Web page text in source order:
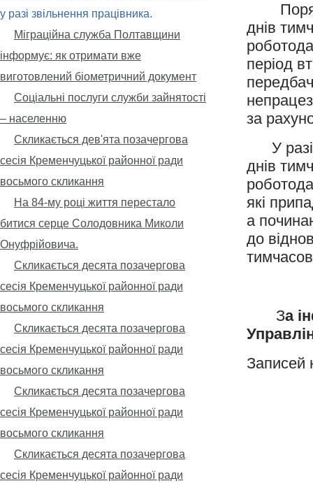
днів
період
за
У разі,
днів
які
а
до
За
Записей
у разі звільнення працівника.
Міграційна служба Полтавщини
інформує: як отримати вже
виготовлений біометричний документ
Соціальні послуги служби зайнятості
– населенню
Скликається дев'ята позачергова
сесія Кременчуцької районної ради
восьмого скликання
На 84-му році життя перестало
битися серце Солодовника Миколи
Онуфрійовича.
Скликається десята позачергова
сесія Кременчуцької районної ради
восьмого скликання
Скликається десята позачергова
сесія Кременчуцької районної ради
восьмого скликання
Скликається десята позачергова
сесія Кременчуцької районної ради
восьмого скликання
Скликається десята позачергова
сесія Кременчуцької районної ради